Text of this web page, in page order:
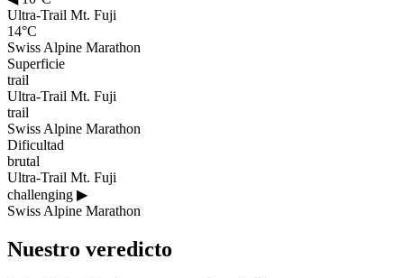
Ultra-Trail Mt. Fuji
14°C
Swiss Alpine Marathon
Superficie
trail
Ultra-Trail Mt. Fuji
trail
Swiss Alpine Marathon
Dificultad
brutal
Ultra-Trail Mt. Fuji
challenging ▶
Swiss Alpine Marathon
Nuestro veredicto